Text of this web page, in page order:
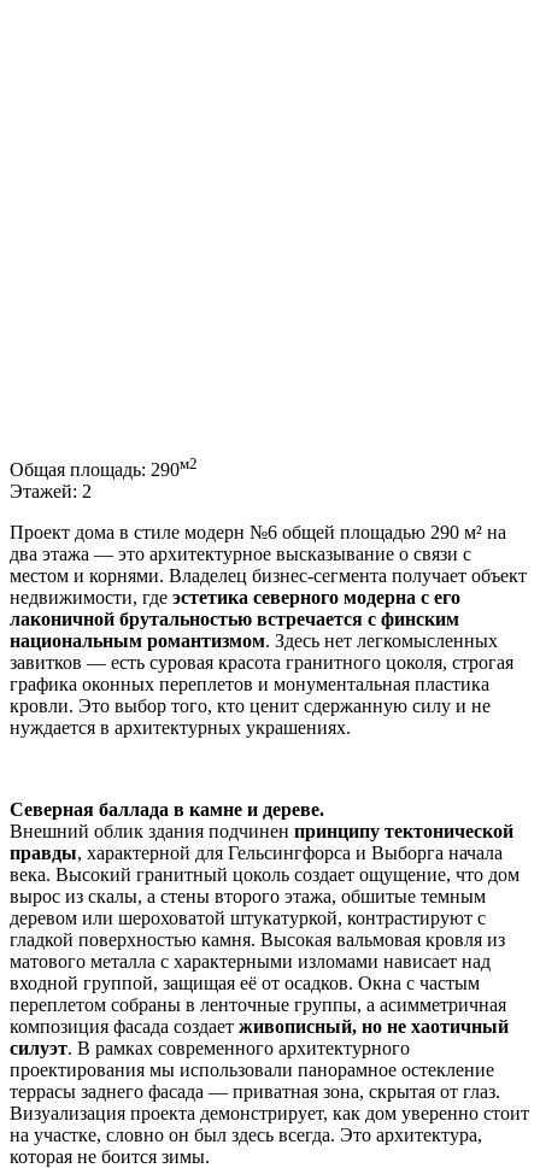
Общая площадь: 290м2
Этажей: 2
Проект дома в стиле модерн №6 общей площадью 290 м² на
два этажа — это архитектурное высказывание о связи с
местом и корнями. Владелец бизнес-сегмента получает объект
недвижимости, где эстетика северного модерна с его
лаконичной брутальностью встречается с финским
национальным романтизмом. Здесь нет легкомысленных
завитков — есть суровая красота гранитного цоколя, строгая
графика оконных переплетов и монументальная пластика
кровли. Это выбор того, кто ценит сдержанную силу и не
нуждается в архитектурных украшениях.
Северная баллада в камне и дереве.
Внешний облик здания подчинен принципу тектонической
правды, характерной для Гельсингфорса и Выборга начала
века. Высокий гранитный цоколь создает ощущение, что дом
вырос из скалы, а стены второго этажа, обшитые темным
деревом или шероховатой штукатуркой, контрастируют с
гладкой поверхностью камня. Высокая вальмовая кровля из
матового металла с характерными изломами нависает над
входной группой, защищая её от осадков. Окна с частым
переплетом собраны в ленточные группы, а асимметричная
композиция фасада создает живописный, но не хаотичный
силуэт. В рамках современного архитектурного
проектирования мы использовали панорамное остекление
террасы заднего фасада — приватная зона, скрытая от глаз.
Визуализация проекта демонстрирует, как дом уверенно стоит
на участке, словно он был здесь всегда. Это архитектура,
которая не боится зимы.